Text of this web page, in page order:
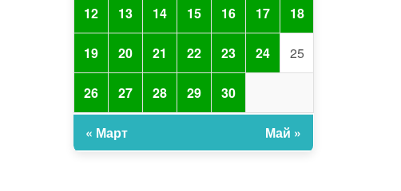
12 13 14 15 16 17 18
19 20 21 22 23 24 25
26 27 28 29 30
« Март Май »